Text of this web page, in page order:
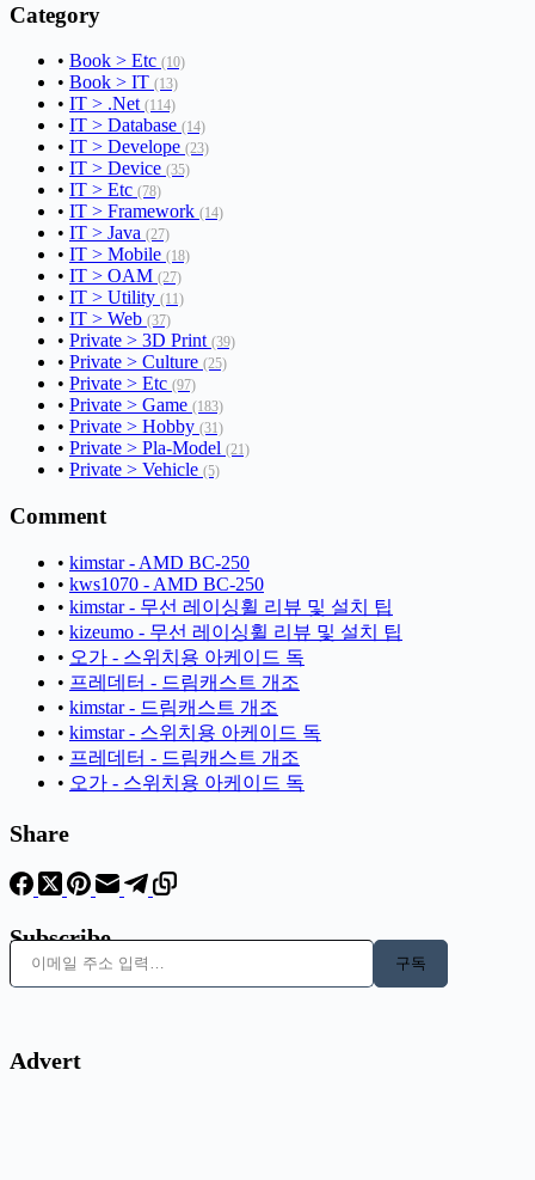
Category
• Book > Etc (10)
• Book > IT (13)
• IT > .Net (114)
• IT > Database (14)
• IT > Develope (23)
• IT > Device (35)
• IT > Etc (78)
• IT > Framework (14)
• IT > Java (27)
• IT > Mobile (18)
• IT > OAM (27)
• IT > Utility (11)
• IT > Web (37)
• Private > 3D Print (39)
• Private > Culture (25)
• Private > Etc (97)
• Private > Game (183)
• Private > Hobby (31)
• Private > Pla-Model (21)
• Private > Vehicle (5)
Comment
• kimstar - AMD BC-250
• kws1070 - AMD BC-250
• kimstar - 무선 레이싱휠 리뷰 및 설치 팁
• kizeumo - 무선 레이싱휠 리뷰 및 설치 팁
• 오가 - 스위치용 아케이드 독
• 프레데터 - 드림캐스트 개조
• kimstar - 드림캐스트 개조
• kimstar - 스위치용 아케이드 독
• 프레데터 - 드림캐스트 개조
• 오가 - 스위치용 아케이드 독
Share
Subscribe
이메일 주소 입력…
구독
Advert